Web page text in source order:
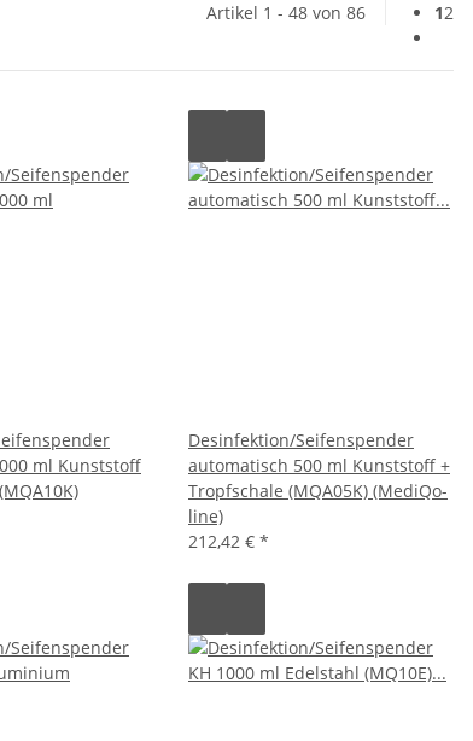
Artikel 1 - 48 von 86 12
ml Kunststoff
Desinfektion/Seifenspender
automatisch 500 ml Kunststoff +
Tropfschale (MQA05K) (MediQo-
line)
212,42 € *